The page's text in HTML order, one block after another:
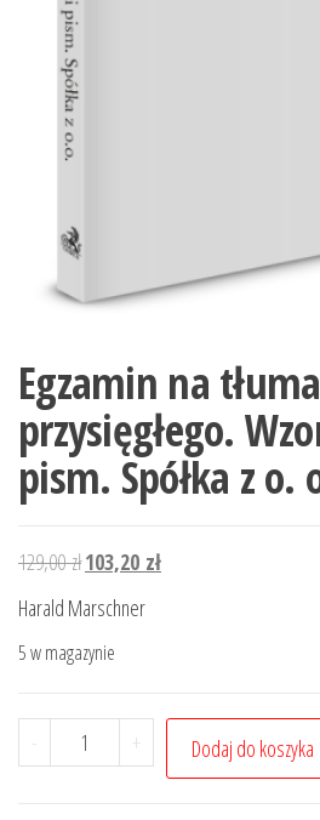
Egzamin na
przysięgłego.
pism. Spółka z o.
129,00złPierwotna
cena
129,00 zł.
103,20 złAktualna
Harald Marschner
5 w magazynie
-
ilość
Egzamin
+ Dodaj do koszyka